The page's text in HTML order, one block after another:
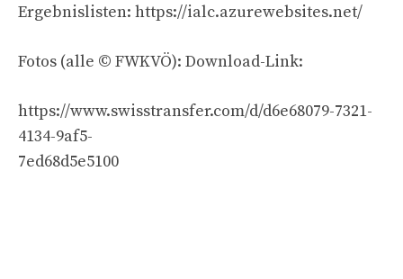
Ergebnislisten: https://ialc.azurewebsites.net/
Fotos (alle © FWKVÖ): Download-Link:
https://www.swisstransfer.com/d/d6e68079-7321-
4134-9af5-
7ed68d5e5100